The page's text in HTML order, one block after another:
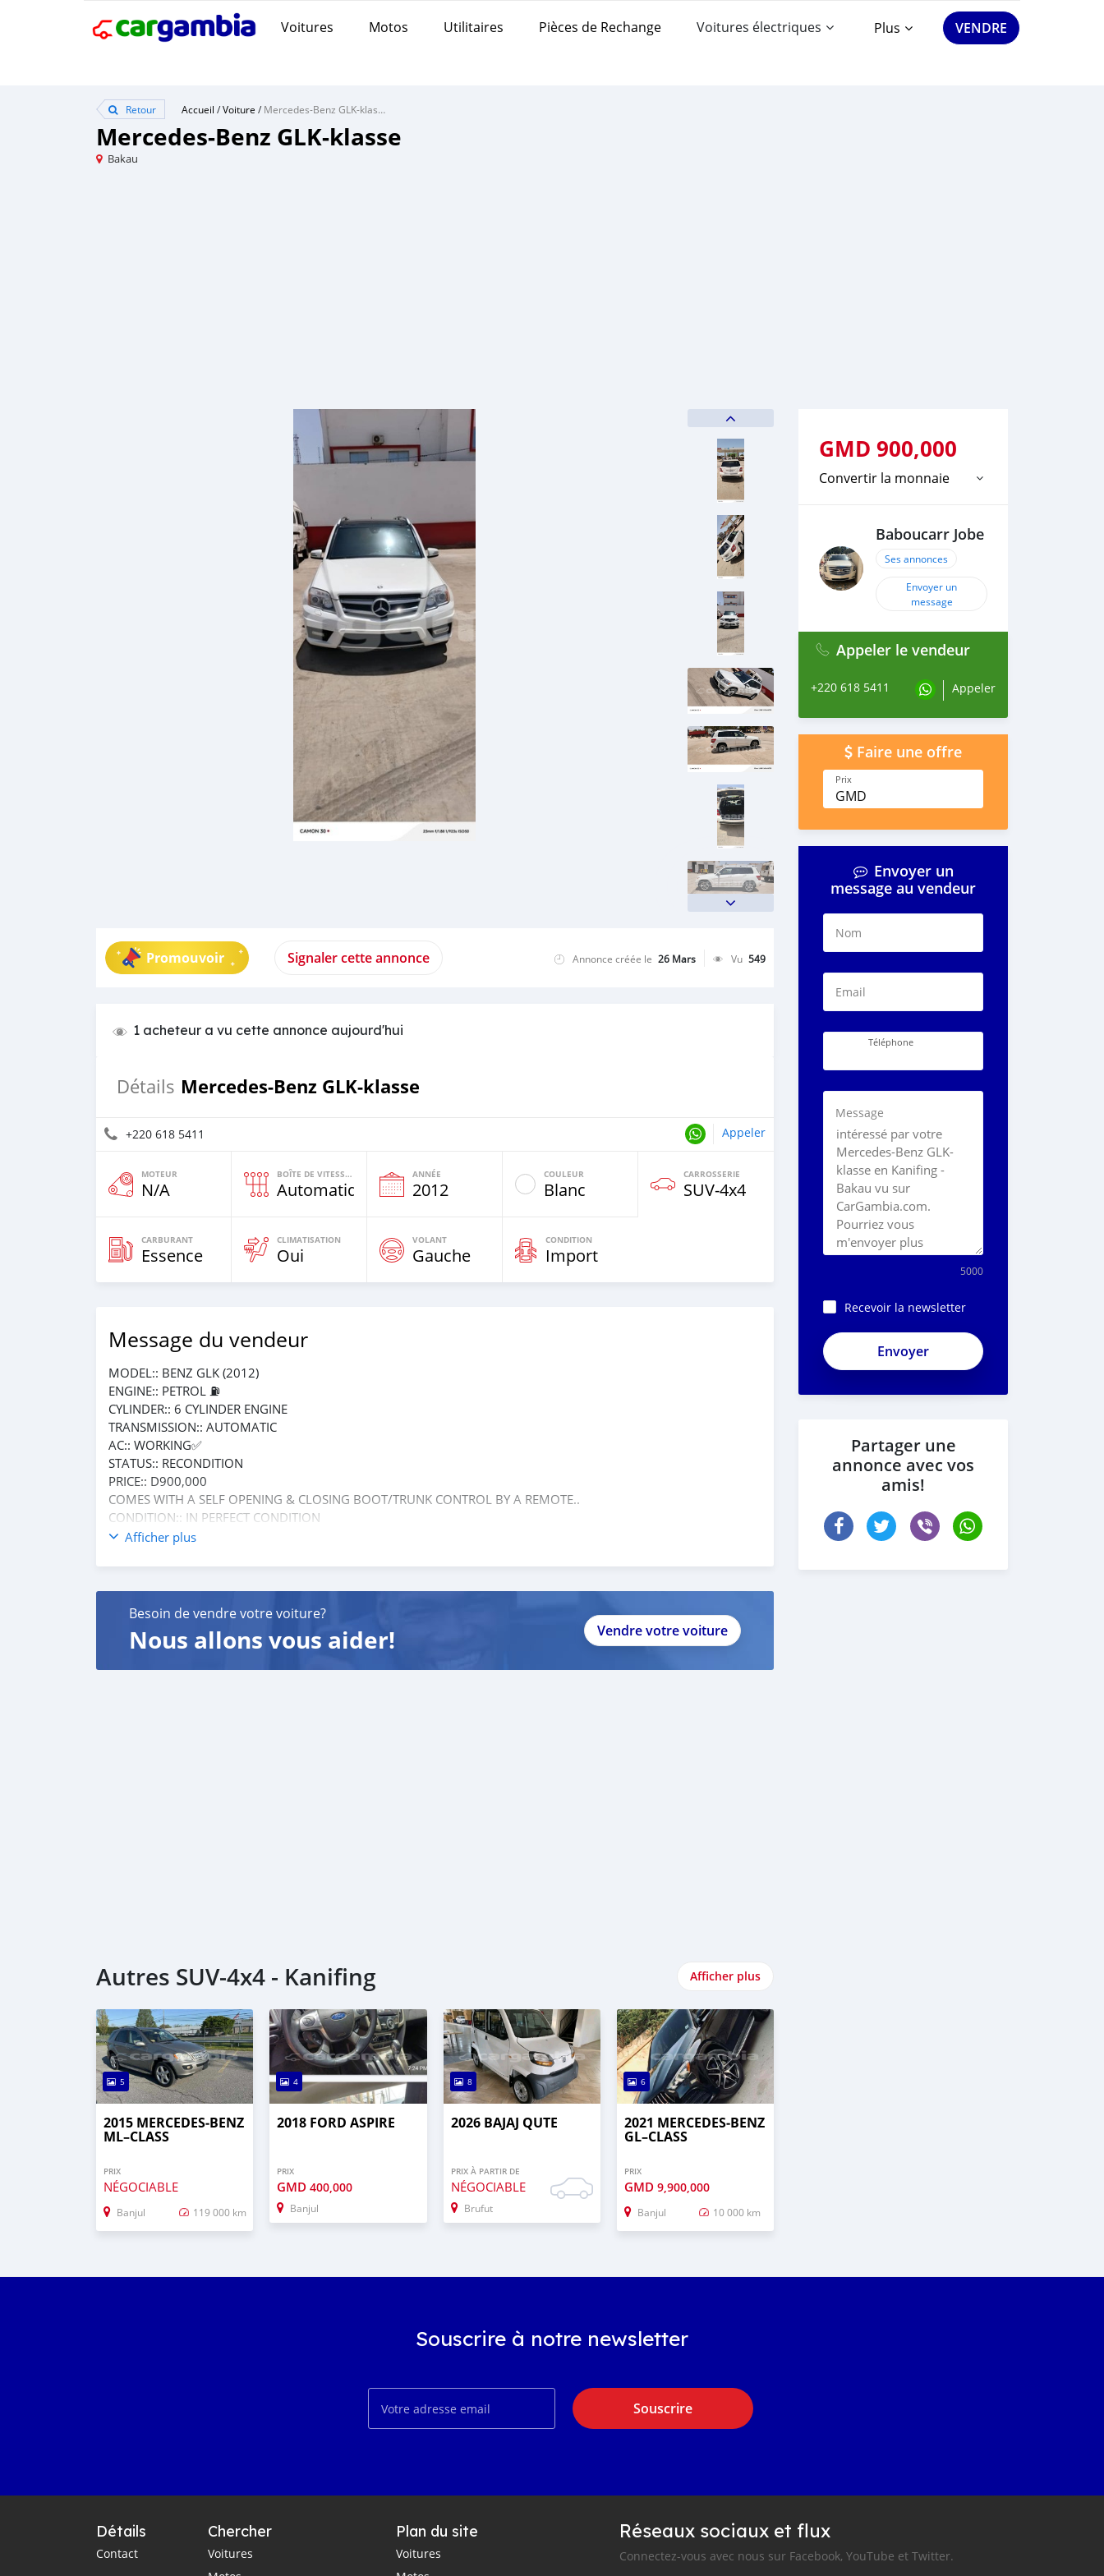
Voitures Motos Utilitaires Pièces de Rechange Voitures électriques Plus VENDRE
Retour Accueil /Voiture / Mercedes-Benz GLK-klasse
Mercedes-Benz GLK-klasse
Bakau
Promouvoir Signaler cette annonce Annonce créée le 26 Mars Vu 549
1 acheteur a vu cette annonce aujourd'hui
Détails Mercedes-Benz GLK-klasse
+220 618 5411 Appeler
MOTEUR
N/A
BOÎTE DE VITESSES
Automatique
ANNÉE
2012
COULEUR
Blanc
CARROSSERIE
SUV‒4x4
CARBURANT
Essence
CLIMATISATION
Oui
VOLANT
Gauche
CONDITION
Import
Message du vendeur
MODEL:: BENZ GLK (2012)
ENGINE:: PETROL ⛽️
CYLINDER:: 6 CYLINDER ENGINE
TRANSMISSION:: AUTOMATIC
AC:: WORKING✅
STATUS:: RECONDITION
PRICE:: D900,000
COMES WITH A SELF OPENING & CLOSING BOOT/TRUNK CONTROL BY A REMOTE..
CONDITION:: IN PERFECT CONDITION
CALL OR WHATSAPP 6185411☎️
Afficher plus
Besoin de vendre votre voiture?
Nous allons vous aider! Vendre votre voiture
Autres SUV‒4x4 - Kanifing Afficher plus
5
2015 MERCEDES‒BENZ
ML–CLASS
PRIX
NÉGOCIABLE
Banjul 119 000 km
4
2018 FORD ASPIRE
PRIX
GMD400,000
Banjul
8
2026 BAJAJ QUTE
PRIX À PARTIR DE
NÉGOCIABLE
Brufut
6
2021 MERCEDES‒BENZ
GL–CLASS
PRIX
GMD 9,900,000
Banjul 10 000 km
GMD 900,000
Convertir la monnaie
Baboucarr Jobe
Ses annonces
Envoyer un
message
Appeler le vendeur
+220 618 5411 Appeler
Faire une offre
Prix
GMD
Envoyer un
message au vendeur
Nom
Email
Téléphone
Message
5000
Recevoir la newsletter
Partager une
annonce avec vos
amis!
Souscrire à notre newsletter
Souscrire
Détails
Contact
Chercher
Voitures
Plan du site
Voitures
Réseaux sociaux et flux
Connectez-vous avec nous sur Facebook, YouTube et Twitter.